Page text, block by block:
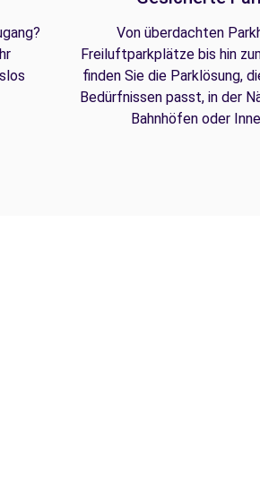
Von überdachten
Freiluftparkplätze bis hin
finden Sie die Parklösung,
Bedürfnissen passt, in der
Bahnhöfen oder